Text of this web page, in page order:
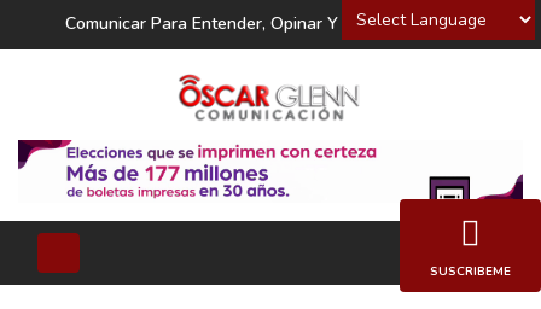
Powered by
Comunicar Para Entender, Opinar Y Decidir
SUSCRIBEME